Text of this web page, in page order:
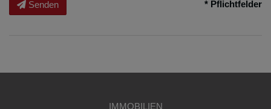
Senden * Pflichtfelder
IMMOBILIEN